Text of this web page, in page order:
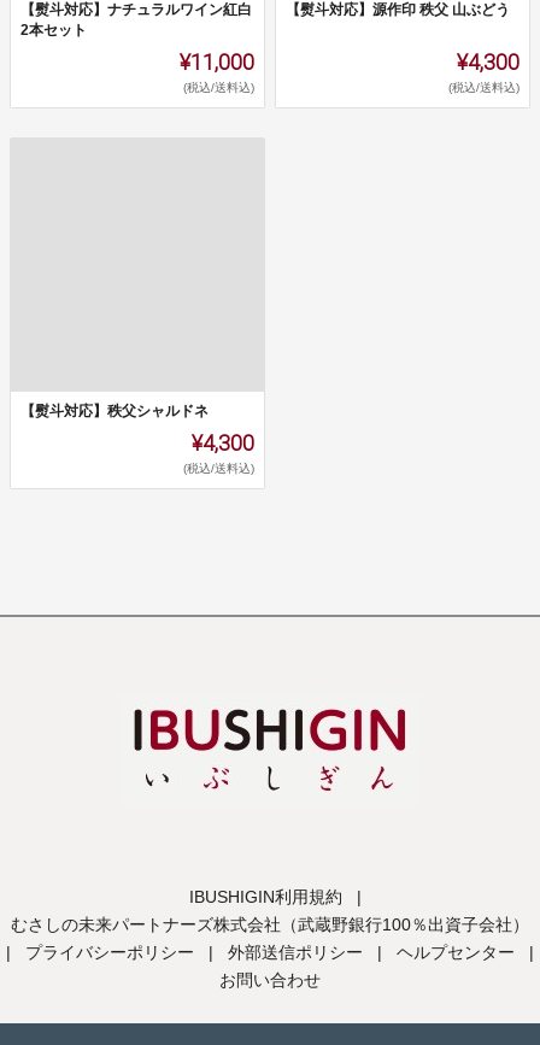
【熨斗対応】ナチュラルワイン紅白
2本セット
¥11,000
(税込/送料込)
【熨斗対応】源作印 秩父 山ぶどう
¥4,300
(税込/送料込)
【熨斗対応】秩父シャルドネ
¥4,300
(税込/送料込)
IBUSHIGIN利用規約
|
むさしの未来パートナーズ株式会社（武蔵野銀行100％出資子会社）
|
プライバシーポリシー | 外部送信ポリシー | ヘルプセンター
|
お問い合わせ